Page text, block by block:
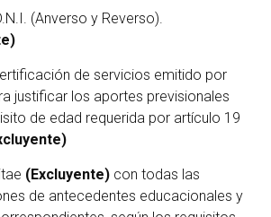
(Anverso y Reverso).
de servicios emitido por
justificar los aportes previsionales
de edad requerida por artículo 19
(Excluyente) con todas las
de antecedentes educacionales y